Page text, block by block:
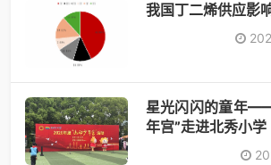
我国丁二烯供应影
星光闪闪的童年
年宫”走进北秀小学